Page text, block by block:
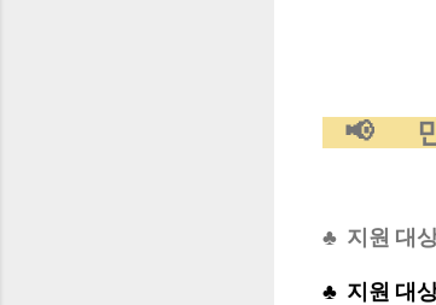
📢
♣ 지원 대
♣ 지원 대